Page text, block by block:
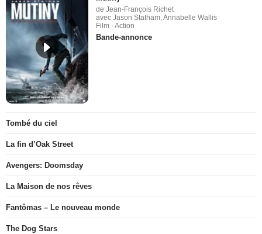
de Jean-François Richet
avec Jason Statham, Annabelle Wallis
Film - Action
Bande-annonce
Tombé du ciel
La fin d’Oak Street
Avengers: Doomsday
La Maison de nos rêves
Fantômas – Le nouveau monde
The Dog Stars